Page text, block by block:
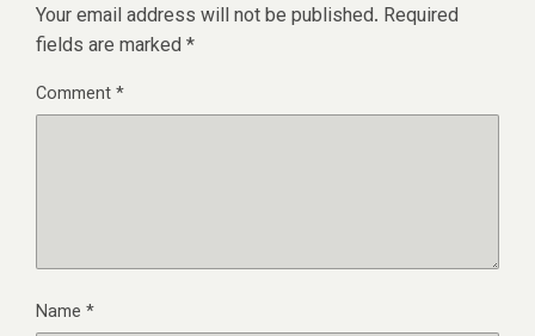
Your email address will not be published. Required
fields are marked *
Comment*
Name *